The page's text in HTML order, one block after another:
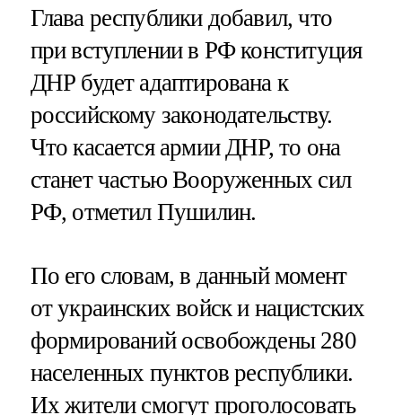
Глава республики добавил, что
при вступлении в РФ конституция
ДНР будет адаптирована к
российскому законодательству.
Что касается армии ДНР, то она
станет частью Вооруженных сил
РФ, отметил Пушилин.
По его словам, в данный момент
от украинских войск и нацистских
формирований освобождены 280
населенных пунктов республики.
Их жители смогут проголосовать